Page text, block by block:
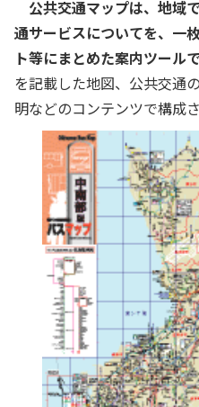
公共交通マップは、地域
通サービスについてを、一
ト等にまとめた案内ツールで
を記載した地図、公共交通
明などのコンテンツで構成